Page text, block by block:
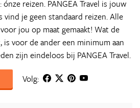
reizen. PANGEA Travel is jouw
vind je geen standaard reizen. Alle
jou op maat gemaakt! Wat de
is voor de ander een minimum aan
zijn eindeloos bij PANGEA Travel.
Volg: